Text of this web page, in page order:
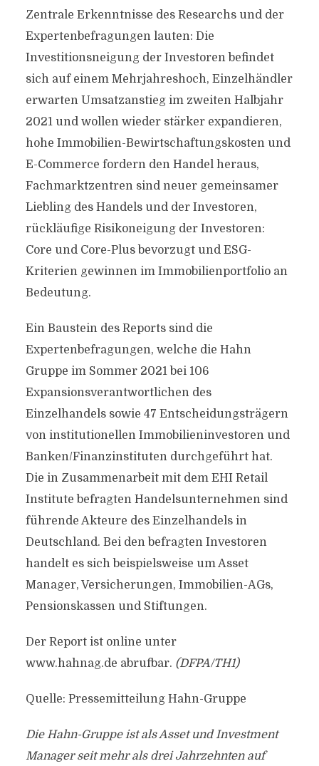
Zentrale Erkenntnisse des Researchs und der
Expertenbefragungen lauten: Die
Investitionsneigung der Investoren befindet
sich auf einem Mehrjahreshoch, Einzelhändler
erwarten Umsatzanstieg im zweiten Halbjahr
2021 und wollen wieder stärker expandieren,
hohe Immobilien-Bewirtschaftungskosten und
E-Commerce fordern den Handel heraus,
Fachmarktzentren sind neuer gemeinsamer
Liebling des Handels und der Investoren,
rückläufige Risikoneigung der Investoren:
Core und Core-Plus bevorzugt und ESG-
Kriterien gewinnen im Immobilienportfolio an
Bedeutung.
Ein Baustein des Reports sind die
Expertenbefragungen, welche die Hahn
Gruppe im Sommer 2021 bei 106
Expansionsverantwortlichen des
Einzelhandels sowie 47 Entscheidungsträgern
von institutionellen Immobilieninvestoren und
Banken/Finanzinstituten durchgeführt hat.
Die in Zusammenarbeit mit dem EHI Retail
Institute befragten Handelsunternehmen sind
führende Akteure des Einzelhandels in
Deutschland. Bei den befragten Investoren
handelt es sich beispielsweise um Asset
Manager, Versicherungen, Immobilien-AGs,
Pensionskassen und Stiftungen.
Der Report ist online unter
www.hahnag.de abrufbar. (DFPA/TH1)
Quelle: Pressemitteilung Hahn-Gruppe
Die Hahn-Gruppe ist als Asset und Investment
Manager seit mehr als drei Jahrzehnten auf